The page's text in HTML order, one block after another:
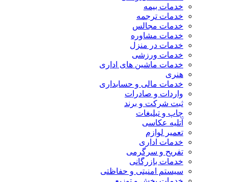
خدمات بیمه
خدمات ترجمه
خدمات مجالس
خدمات مشاوره
خدمات در منزل
خدمات ورزشی
خدمات ماشین های اداری
هنری
خدمات مالی و حسابداری
واردات و صادرات
ثبت شرکت و برند
چاپ و تبلیغات
آتلیه عکاسی
تعمیر لوازم
خدمات اداری
تفریح و سرگرمی
خدمات بازرگانی
سیستم امنیتی و حفاظتی